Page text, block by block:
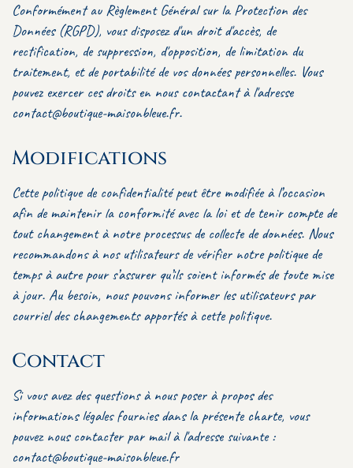
Conformément au Règlement Général sur la Protection des
Données (RGPD), vous disposez d'un droit d'accès, de
rectification, de suppression, d'opposition, de limitation du
traitement, et de portabilité de vos données personnelles. Vous
pouvez exercer ces droits en nous contactant à l'adresse
contact@boutique-maisonbleue.fr.
Modifications
Cette politique de confidentialité peut être modifiée à l’occasion
afin de maintenir la conformité avec la loi et de tenir compte de
tout changement à notre processus de collecte de données. Nous
recommandons à nos utilisateurs de vérifier notre politique de
temps à autre pour s’assurer qu’ils soient informés de toute mise
à jour. Au besoin, nous pouvons informer les utilisateurs par
courriel des changements apportés à cette politique.
Contact
Si vous avez des questions à nous poser à propos des
informations légales fournies dans la présente charte, vous
pouvez nous contacter par mail à l'adresse suivante :
contact@boutique-maisonbleue.fr